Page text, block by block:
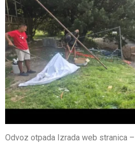
Odvoz otpada Izrada web stranica